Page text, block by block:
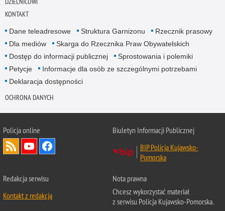
KONTAKT
Dane teleadresowe Struktura Garnizonu
Rzecznik prasowy
Dla mediów
Skarga do Rzecznika Praw Obywatelskich
Dostęp do informacji publicznej
Sprostowania i polemiki
Petycje
Informacje dla osób ze szczególnymi potrzebami
Deklaracja dostępności
OCHRONA DANYCH
Policja online
Biuletyn Informacji Publicznej
BIP Policja Kujawsko-
Pomorska
Redakcja serwisu
Kontakt z redakcją
Nota prawna
Chcesz wykorzystać materiał
z serwisu Policja Kujawsko-Pomorska.